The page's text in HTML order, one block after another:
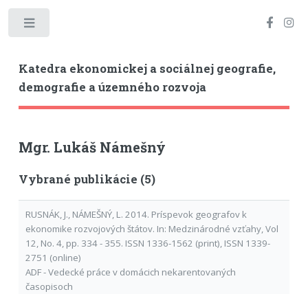
Katedra ekonomickej a sociálnej geografie,
demografie a územného rozvoja
Mgr. Lukáš Námešný
Vybrané publikácie (5)
RUSNÁK, J., NÁMEŠNÝ, L. 2014. Príspevok geografov k
ekonomike rozvojových štátov. In: Medzinárodné vzťahy, Vol
12, No. 4, pp. 334 - 355. ISSN 1336-1562 (print), ISSN 1339-
2751 (online)
ADF - Vedecké práce v domácich nekarentovaných
časopisoch